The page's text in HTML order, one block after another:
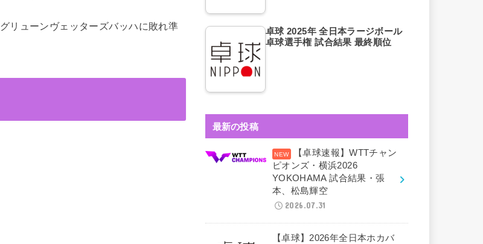
グリューンヴェッターズバッハに敗れ準
卓球 2025年 全日本ラージボール
卓球選手権 試合結果 最終順位
最新の投稿
【卓球速報】WTTチャン
ピオンズ・横浜2026
YOKOHAMA 試合結果・張
本、松島輝空
2026.07.31
【卓球】2026年全日本ホカバ